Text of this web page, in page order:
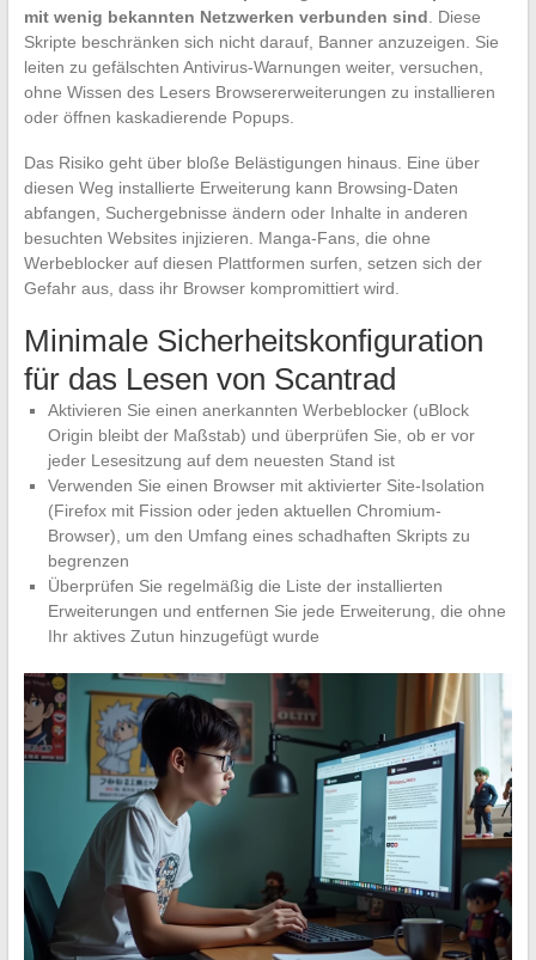
mit wenig bekannten Netzwerken verbunden sind . Diese
Skripte beschränken sich nicht darauf, Banner anzuzeigen. Sie
leiten zu gefälschten Antivirus-Warnungen weiter, versuchen,
ohne Wissen des Lesers Browsererweiterungen zu installieren
oder öffnen kaskadierende Popups.
Das Risiko geht über bloße Belästigungen hinaus. Eine über
diesen Weg installierte Erweiterung kann Browsing-Daten
abfangen, Suchergebnisse ändern oder Inhalte in anderen
besuchten Websites injizieren. Manga-Fans, die ohne
Werbeblocker auf diesen Plattformen surfen, setzen sich der
Gefahr aus, dass ihr Browser kompromittiert wird.
Minimale Sicherheitskonfiguration
für das Lesen von Scantrad
Aktivieren Sie einen anerkannten Werbeblocker (uBlock
Origin bleibt der Maßstab) und überprüfen Sie, ob er vor
jeder Lesesitzung auf dem neuesten Stand ist
Verwenden Sie einen Browser mit aktivierter Site-Isolation
(Firefox mit Fission oder jeden aktuellen Chromium-
Browser), um den Umfang eines schadhaften Skripts zu
begrenzen
Überprüfen Sie regelmäßig die Liste der installierten
Erweiterungen und entfernen Sie jede Erweiterung, die ohne
Ihr aktives Zutun hinzugefügt wurde